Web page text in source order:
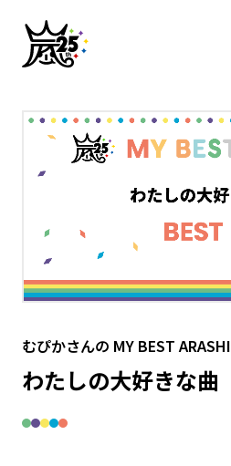
むぴかさんの MY BEST ARASHI
わたしの大好きな曲